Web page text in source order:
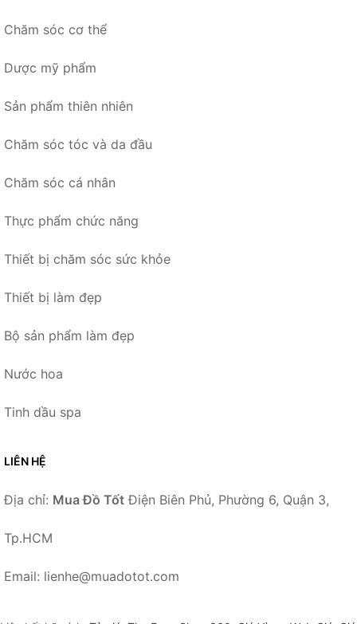
Chăm sóc cơ thể
Dược mỹ phẩm
Sản phẩm thiên nhiên
Chăm sóc tóc và da đầu
Chăm sóc cá nhân
Thực phẩm chức năng
Thiết bị chăm sóc sức khỏe
Thiết bị làm đẹp
Bộ sản phẩm làm đẹp
Nước hoa
Tinh dầu spa
LIÊN HỆ
Địa chỉ: Mua Đồ Tốt Điện Biên Phủ, Phường 6, Quận 3,
Tp.HCM
Email: lienhe@muadotot.com